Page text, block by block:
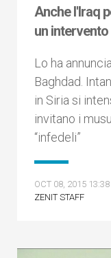
Anche l'Iraq
un
Lo ha
Baghdad.
in Siria si
invitano i
“infedeli”
OCT 08, 2015 13:38
ZENIT STAFF